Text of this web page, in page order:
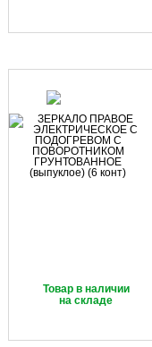
Товар в наличии
на складе